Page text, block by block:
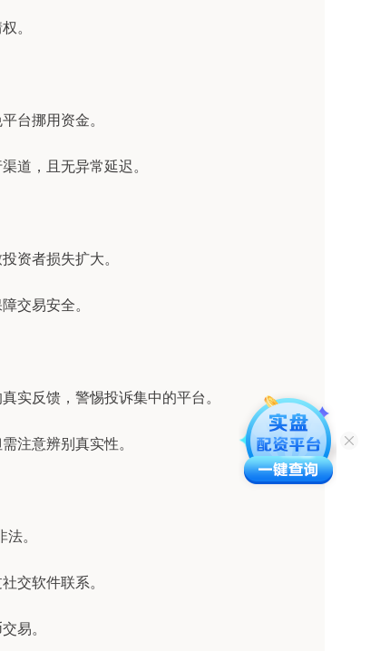
。
台挪用资金。
道，且无异常延迟。
资者损失扩大。
交易安全。
实反馈，警惕投诉集中的平台。
注意辨别真实性。
。
交软件联系。
易。